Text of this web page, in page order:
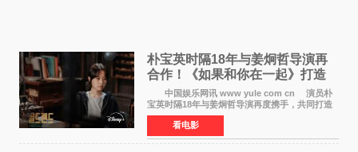
朴宝英时隔18年与姜炯哲导演再
合作！《如果和你在一起》打造
奇幻浪漫喜剧
中国娱乐网讯 www yule com cn 演员朴
宝英时隔18年与姜炯哲导演再度携手，共同打造
备受期待的浪漫喜剧新作《如果和你在一起》
（暂定名）。据OSEN报道，朴宝英将出演该片
女主角，自2008年《
看电影